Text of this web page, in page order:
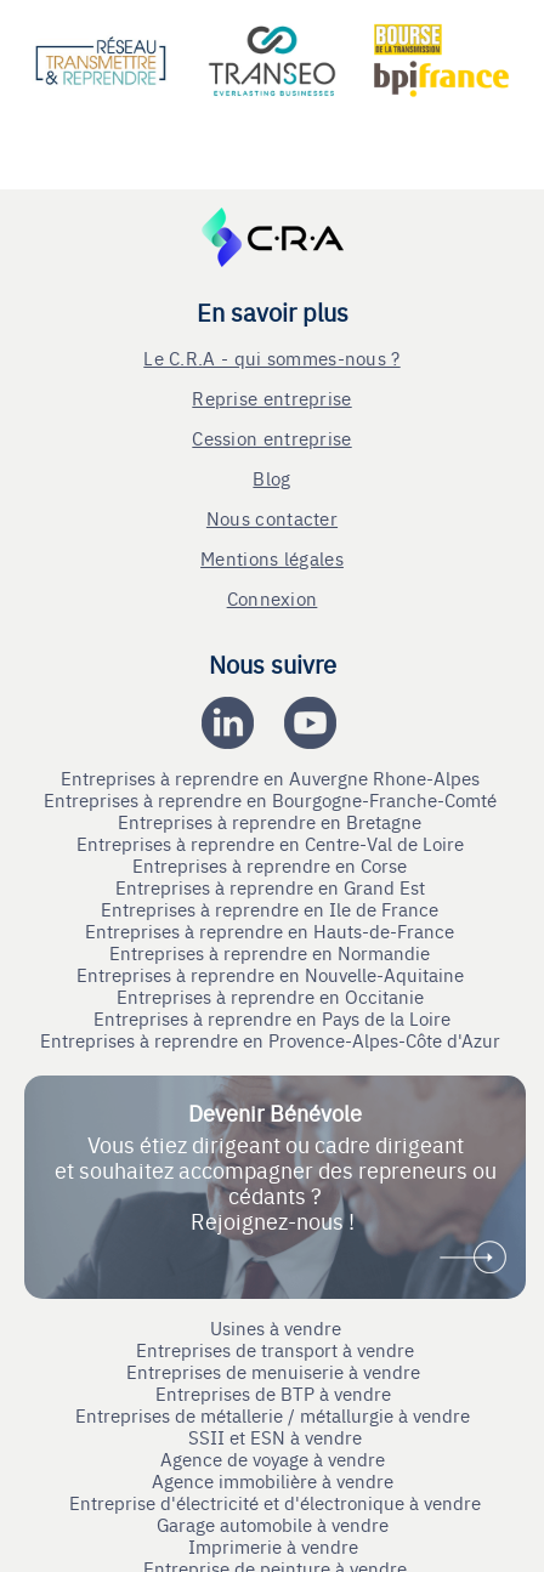
En savoir plus
Le C.R.A - qui sommes-nous ?
Reprise entreprise
Cession entreprise
Blog
Nous contacter
Mentions légales
Connexion
Nous suivre
Entreprises à reprendre en Auvergne Rhone-Alpes
Entreprises à reprendre en Bourgogne-Franche-Comté
Entreprises à reprendre en Bretagne
Entreprises à reprendre en Centre-Val de Loire
Entreprises à reprendre en Corse
Entreprises à reprendre en Grand Est
Entreprises à reprendre en Ile de France
Entreprises à reprendre en Hauts-de-France
Entreprises à reprendre en Normandie
Entreprises à reprendre en Nouvelle-Aquitaine
Entreprises à reprendre en Occitanie
Entreprises à reprendre en Pays de la Loire
Entreprises à reprendre en Provence-Alpes-Côte d'Azur
Devenir Bénévole
Vous étiez dirigeant ou cadre dirigeant
et souhaitez accompagner des repreneurs ou
cédants ?
Rejoignez-nous !
Usines à vendre
Entreprises de transport à vendre
Entreprises de menuiserie à vendre
Entreprises de BTP à vendre
Entreprises de métallerie / métallurgie à vendre
SSII et ESN à vendre
Agence de voyage à vendre
Agence immobilière à vendre
Entreprise d'électricité et d'électronique à vendre
Garage automobile à vendre
Imprimerie à vendre